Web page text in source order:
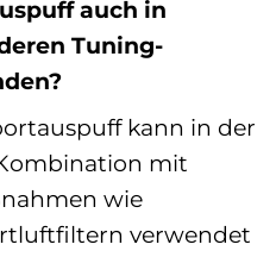
auch in
Tuning-
kann in der
mit
wie
verwendet